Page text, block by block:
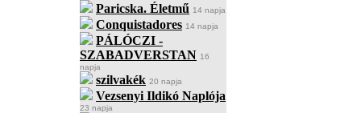
Paricska. Életmű 14 napja
Conquistadores 14 napja
PÁLÓCZI -
SZABADVERSTAN 16
napja
szilvakék 20 napja
Vezsenyi Ildikó Naplója
23 napja